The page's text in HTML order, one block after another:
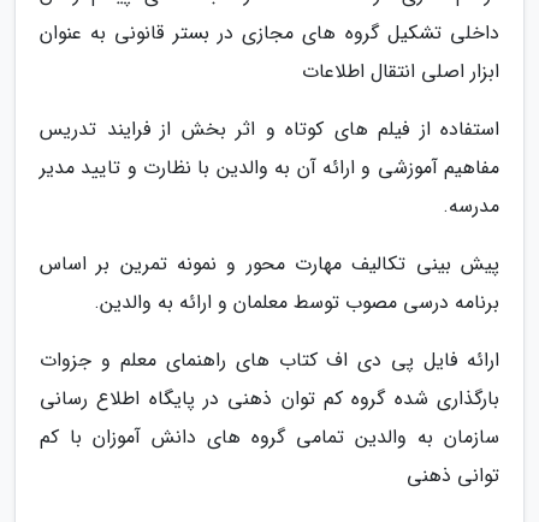
داخلی تشکیل گروه های مجازی در بستر قانونی به عنوان
ابزار اصلی انتقال اطلاعات
استفاده از فیلم های کوتاه و اثر بخش از فرایند تدریس
مفاهیم آموزشی و ارائه آن به والدین با نظارت و تایید مدیر
مدرسه.
پیش بینی تکالیف مهارت محور و نمونه تمرین بر اساس
برنامه درسی مصوب توسط معلمان و ارائه به والدین.
ارائه فایل پی دی اف کتاب های راهنمای معلم و جزوات
بارگذاری شده گروه کم توان ذهنی در پایگاه اطلاع رسانی
سازمان به والدین تمامی گروه های دانش آموزان با کم
توانی ذهنی